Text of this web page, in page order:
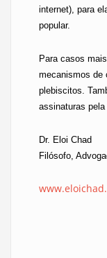
internet), para
popular.
Para casos
mecanismos de
plebiscitos.
assinaturas
Dr. Eloi Chad
Filósofo,